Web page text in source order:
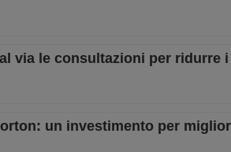
via le consultazioni per ridurre
un investimento per